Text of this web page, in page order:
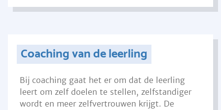
Coaching van de leerling
Bij coaching gaat het er om dat de leerling
leert om zelf doelen te stellen, zelfstandiger
wordt en meer zelfvertrouwen krijgt. De